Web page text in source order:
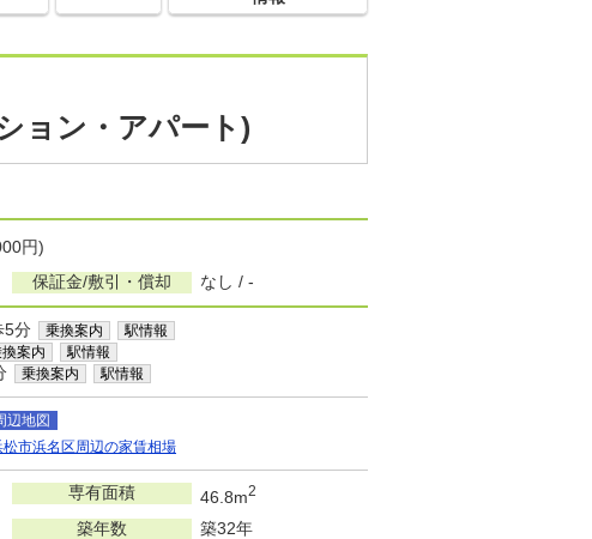
ョン・アパート)
円)
保証金/敷引・償却 なし / -
5分 乗換案内 駅情報
案内 駅情報
乗換案内 駅情報
辺地図
松市浜名区周辺の家賃相場
専有面積 46.8m2
築年数 築32年